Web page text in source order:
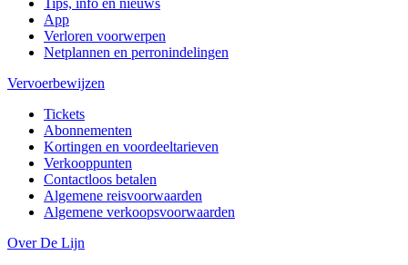
Tips, info en nieuws
App
Verloren voorwerpen
Netplannen en perronindelingen
Vervoerbewijzen
Tickets
Abonnementen
Kortingen en voordeeltarieven
Verkooppunten
Contactloos betalen
Algemene reisvoorwaarden
Algemene verkoopsvoorwaarden
Over De Lijn